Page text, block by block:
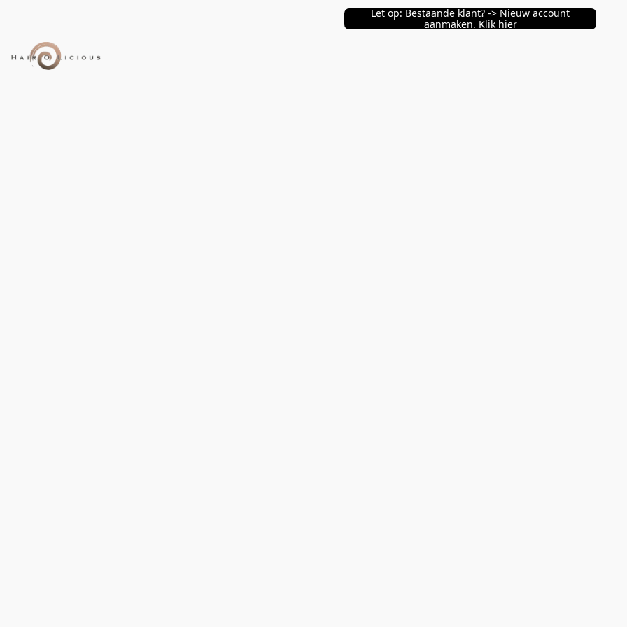
Let op: Bestaande klant? -> Nieuw account
aanmaken. Klik hier